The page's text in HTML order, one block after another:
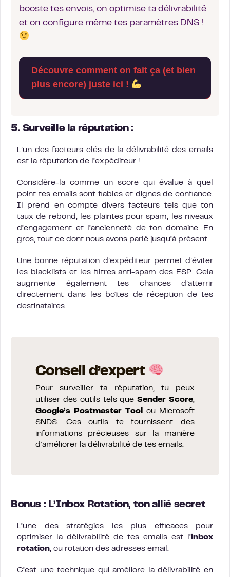
booste tes envois, on optimise ta délivrabilité
et on configure même tes paramètres DNS !
Découvre comment on fait ça (et bien
plus encore) juste ici !
5. Surveille la réputation :
L’un des facteurs clés de la délivrabilité des emails
est la réputation de l’expéditeur !
Considère-la comme un score qui évalue à quel
point tes emails sont fiables et dignes de confiance.
Il prend en compte divers facteurs tels que ton
taux de rebond, les plaintes pour spam, les niveaux
d’engagement et l’ancienneté de ton domaine. En
gros, tout ce dont nous avons parlé jusqu’à présent.
Une bonne réputation d’expéditeur permet d’éviter
les blacklists et les filtres anti-spam des ESP. Cela
augmente également tes chances d’atterrir
directement dans les boîtes de réception de tes
destinataires.
Conseil d’expert
Pour surveiller ta réputation, tu peux
utiliser des outils tels queSender Score,
Google’s Postmaster Tool
ou Microsoft
SNDS. Ces outils te fournissent des
informations précieuses sur la manière
d’améliorer la délivrabilité de tes emails.
Bonus : L’Inbox Rotation, ton allié secret
L’une des stratégies les plus efficaces pour
optimiser la délivrabilité de tes emails est l’inbox
rotation, ou rotation des adresses email.
C’est une technique qui améliore la délivrabilité en